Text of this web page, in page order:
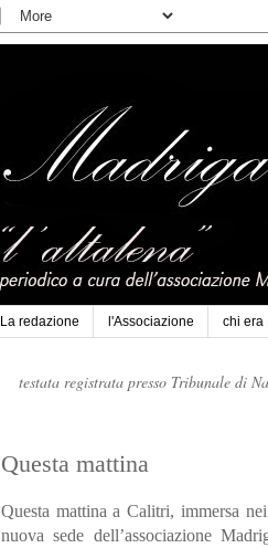
La redazione l'Associazione chi era
testata registrata presso Tribunale di
Questa mattina
Questa mattina a Calitri, immersa
nuova sede dell’associazione